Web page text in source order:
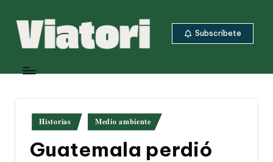
Saltar
a
ambiental
climático
desde
Centroamérica
Subscríbete
Publicado
en
Historias Medio ambiente
Guatemala perdió